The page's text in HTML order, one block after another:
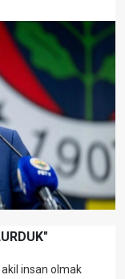
akil insan olmak